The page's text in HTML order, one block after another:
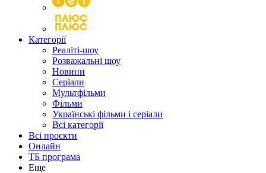
Категорії
Реаліті-шоу
Розважальні шоу
Новини
Серіали
Мультфільми
Фільми
Українські фільми і серіали
Всі категорії
Всі проєкти
Онлайн
ТБ програма
Еще